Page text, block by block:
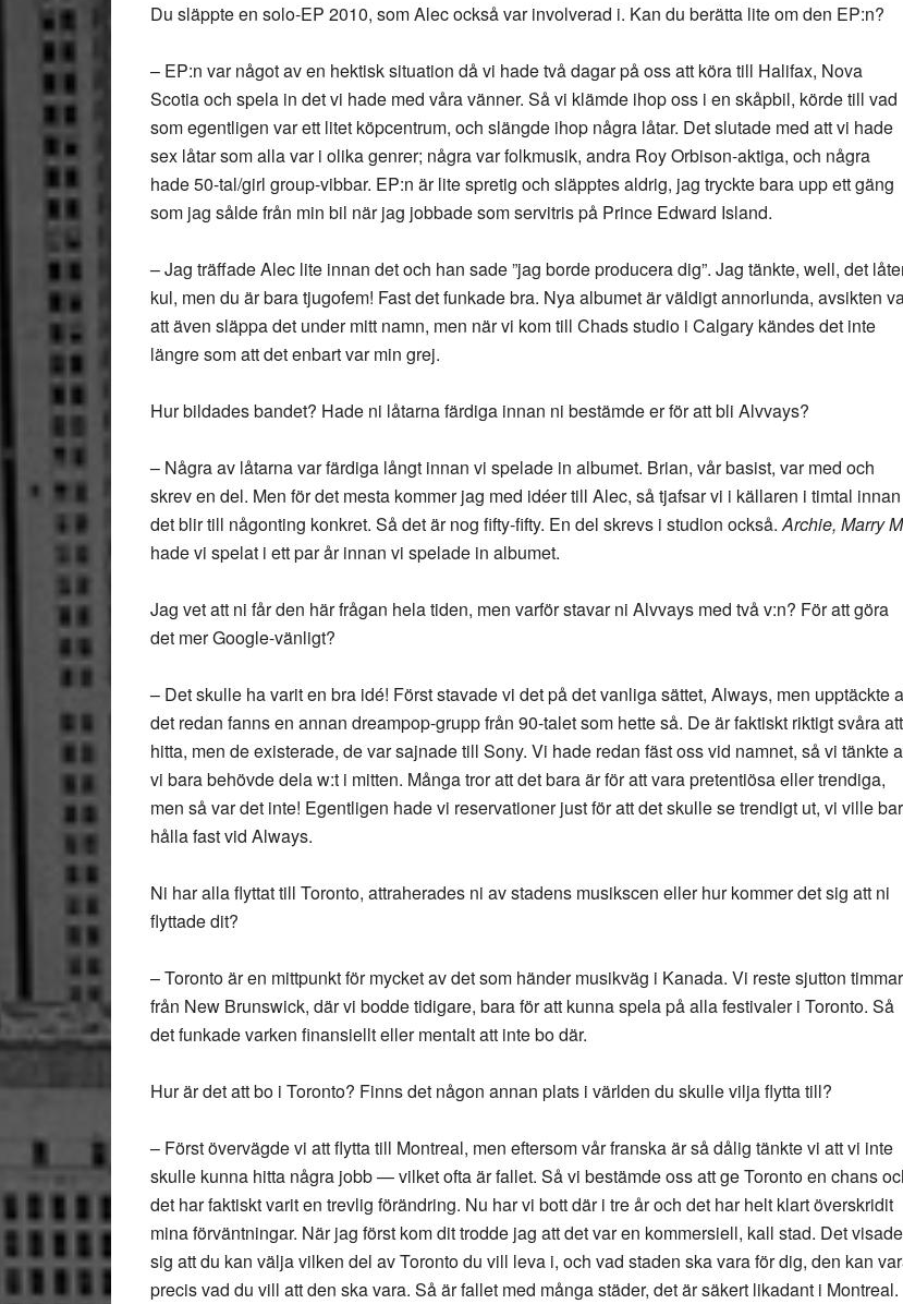
Du släppte en solo-EP 2010, som Alec också var involverad i. Kan du berätta lite om den EP:n?
– EP:n var något av en hektisk situation då vi hade två dagar på oss att köra till Halifax, Nova
Scotia och spela in det vi hade med våra vänner. Så vi klämde ihop oss i en skåpbil, körde till vad
som egentligen var ett litet köpcentrum, och slängde ihop några låtar. Det slutade med att vi hade
sex låtar som alla var i olika genrer; några var folkmusik, andra Roy Orbison-aktiga, och några
hade 50-tal/girl group-vibbar. EP:n är lite spretig och släpptes aldrig, jag tryckte bara upp ett gäng
som jag sålde från min bil när jag jobbade som servitris på Prince Edward Island.
– Jag träffade Alec lite innan det och han sade ”jag borde producera dig”. Jag tänkte, well, det
kul, men du är bara tjugofem! Fast det funkade bra. Nya albumet är väldigt annorlunda, avsikten
att även släppa det under mitt namn, men när vi kom till Chads studio i Calgary kändes det inte
längre som att det enbart var min grej.
Hur bildades bandet? Hade ni låtarna färdiga innan ni bestämde er för att bli Alvvays?
– Några av låtarna var färdiga långt innan vi spelade in albumet. Brian, vår basist, var med och
skrev en del. Men för det mesta kommer jag med idéer till Alec, så tjafsar vi i källaren i timtal innan
det blir till någonting konkret. Så det är nog fifty-fifty. En del skrevs i studion också.Archie, Marry
hade vi spelat i ett par år innan vi spelade in albumet.
Jag vet att ni får den här frågan hela tiden, men varför stavar ni Alvvays med två v:n? För att göra
det mer Google-vänligt?
– Det skulle ha varit en bra idé! Först stavade vi det på det vanliga sättet, Always, men upptäckte
det redan fanns en annan dreampop-grupp från 90-talet som hette så. De är faktiskt riktigt svåra att
hitta, men de existerade, de var sajnade till Sony. Vi hade redan fäst oss vid namnet, så vi tänkte
vi bara behövde dela w:t i mitten. Många tror att det bara är för att vara pretentiösa eller trendiga,
men så var det inte! Egentligen hade vi reservationer just för att det skulle se trendigt ut, vi ville
hålla fast vid Always.
Ni har alla flyttat till Toronto, attraherades ni av stadens musikscen eller hur kommer det sig att ni
flyttade dit?
– Toronto är en mittpunkt för mycket av det som händer musikväg i Kanada. Vi reste sjutton timmar
från New Brunswick, där vi bodde tidigare, bara för att kunna spela på alla festivaler i Toronto. Så
det funkade varken finansiellt eller mentalt att inte bo där.
Hur är det att bo i Toronto? Finns det någon annan plats i världen du skulle vilja flytta till?
– Först övervägde vi att flytta till Montreal, men eftersom vår franska är så dålig tänkte vi att vi inte
skulle kunna hitta några jobb — vilket ofta är fallet. Så vi bestämde oss att ge Toronto en chans
det har faktiskt varit en trevlig förändring. Nu har vi bott där i tre år och det har helt klart överskridit
mina förväntningar. När jag först kom dit trodde jag att det var en kommersiell, kall stad. Det visade
sig att du kan välja vilken del av Toronto du vill leva i, och vad staden ska vara för dig, den kan
precis vad du vill att den ska vara. Så är fallet med många städer, det är säkert likadant i Montreal.